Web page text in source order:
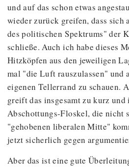
und auf das schon etwas
wieder zurück greifen, dass sich
des politischen Spektrums" der
schließe. Auch ich habe dieses
Hitzköpfen aus den jeweiligen
mal "die Luft rauszulassen" und
eigenen Tellerrand zu schauen.
greift das insgesamt zu kurz und
Abschottungs-Floskel, die nicht
"gehobenen liberalen Mitte"
jetzt sicherlich gegen
Aber das ist eine gute